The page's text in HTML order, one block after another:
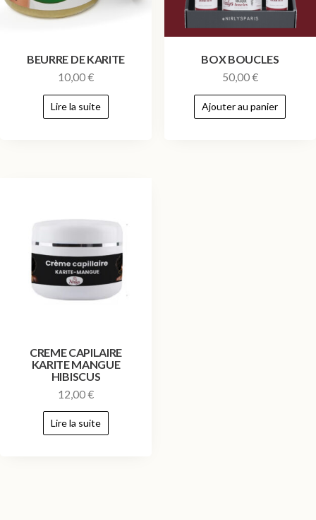
BEURRE DE KARITE
10,00€
Lire la suite
BOX BOUCLES
50,00€
Ajouter au panier
CREME CAPILAIRE
KARITE MANGUE
HIBISCUS
12,00€
Lire la suite